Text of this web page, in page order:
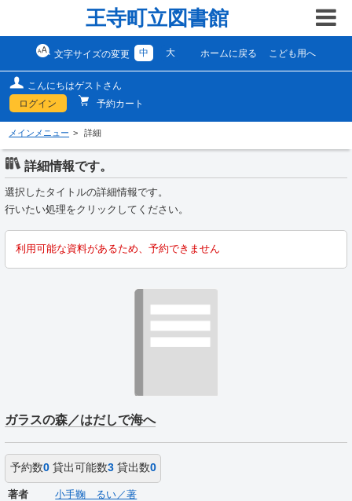
王寺町立図書館
文字サイズの変更 中 大 ホームに戻る こども用へ
こんにちはゲストさん
ログイン
予約カート
メインメニュー 詳細
詳細情報です。
選択したタイトルの詳細情報です。
行いたい処理をクリックしてください。
利用可能な資料があるため、予約できません
ガラスの森／はだしで海へ
予約数0貸出可能数3貸出数0
著者 小手鞠 るい／著